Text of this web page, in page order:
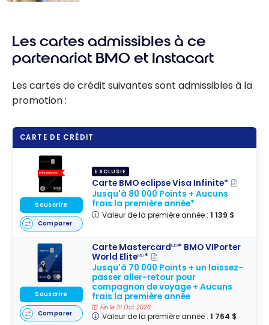
utiliser les
points BMO
Récompenses
pour maximiser
leur valeur
Les cartes admissibles à ce
partenariat BMO et Instacart
Les cartes de crédit suivantes sont admissibles à la
promotion :
CARTE DE CRÉDIT
EXCLUSIF
Carte BMO eclipse Visa Infinite*
Jusqu'à 80 000 Points + Aucuns
frais la première année*
Valeur de la première année : 1 139 $
Souscrire
Comparer
Carte MastercardMD* BMO VIPorter
World EliteMD*
Jusqu'à 70 000 Points + un laissez-
passer aller-retour pour
compagnon de voyage + Aucuns
frais la première année
Fin le 31 Oct 2026
Valeur de la première année : 1 764 $
Souscrire
Comparer